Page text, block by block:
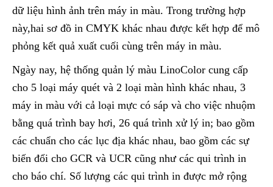
dữ liệu hình ảnh trên máy in màu. Trong trường hợp
này,hai sơ đồ in CMYK khác nhau được kết hợp để mô
phỏng kết quả xuất cuối cùng trên máy in màu.
Ngày nay, hệ thống quản lý màu LinoColor cung cấp
cho 5 loại máy quét và 2 loại màn hình khác nhau, 3
máy in màu với cả loại mực có sáp và cho việc nhuộm
bằng quá trình bay hơi, 26 quá trình xử lý in; bao gồm
các chuẩn cho các lục địa khác nhau, bao gồm các sự
biến đổi cho GCR và UCR cũng như các qui trình in
cho báo chí. Số lượng các qui trình in được mở rộng